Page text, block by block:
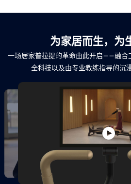
为家居而生，为
一场居家普拉提的革命由此开启——融合
全科技以及由专业教练指导的沉